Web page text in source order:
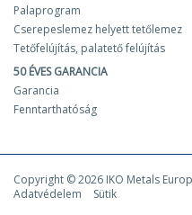
Palaprogram
Cserepeslemez helyett tetőlemez
Tetőfelújítás, palatető felújítás
50 ÉVES GARANCIA
Garancia
Fenntarthatóság
Copyright © 2026 IKO Metals
Adatvédelem
Sütik